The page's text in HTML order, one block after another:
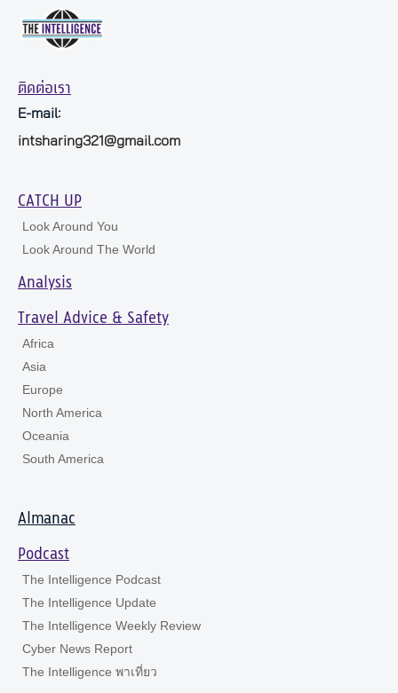
ติดต่อเรา
E-mail:
intsharing321@gmail.com
CATCH UP
Look Around You
Look Around The World
Analysis
Travel Advice & Safety
Africa
Asia
Europe
North America
Oceania
South America
Almanac
Podcast
The Intelligence Podcast
The Intelligence Update
The Intelligence Weekly Review
Cyber News Report
The Intelligence พาเที่ยว